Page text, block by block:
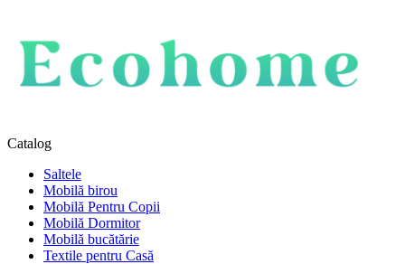
Catalog
Saltele
Mobilă birou
Mobilă Pentru Copii
Mobilă Dormitor
Mobilă bucătărie
Textile pentru Casă